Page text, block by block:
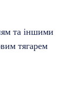
та іншими
тягарем